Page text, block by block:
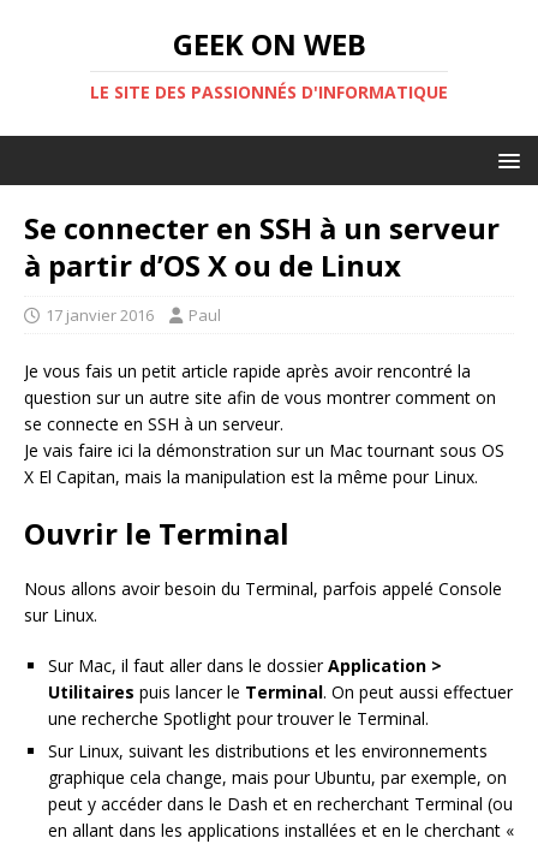
GEEK ON WEB
LE SITE DES PASSIONNÉS D'INFORMATIQUE
Se connecter en SSH à un serveur
à partir d’OS X ou de Linux
17 janvier 2016 Paul
Je vous fais un petit article rapide après avoir rencontré la
question sur un autre site afin de vous montrer comment on
se connecte en SSH à un serveur.
Je vais faire ici la démonstration sur un Mac tournant sous OS
X El Capitan, mais la manipulation est la même pour Linux.
Ouvrir le Terminal
Nous allons avoir besoin du Terminal, parfois appelé Console
sur Linux.
Sur Mac, il faut aller dans le dossierApplication >
Utilitaires puis lancer le Terminal. On peut aussi effectuer
une recherche Spotlight pour trouver le Terminal.
Sur Linux, suivant les distributions et les environnements
graphique cela change, mais pour Ubuntu, par exemple, on
peut y accéder dans le Dash et en recherchant Terminal (ou
en allant dans les applications installées et en le cherchant «